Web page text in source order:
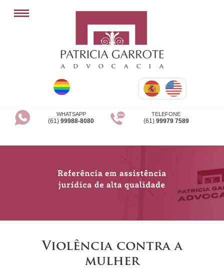
WHATSAPP
(61)99988-8080
TELEFONE
(61) 99979 7589
Violência contra a
mulher